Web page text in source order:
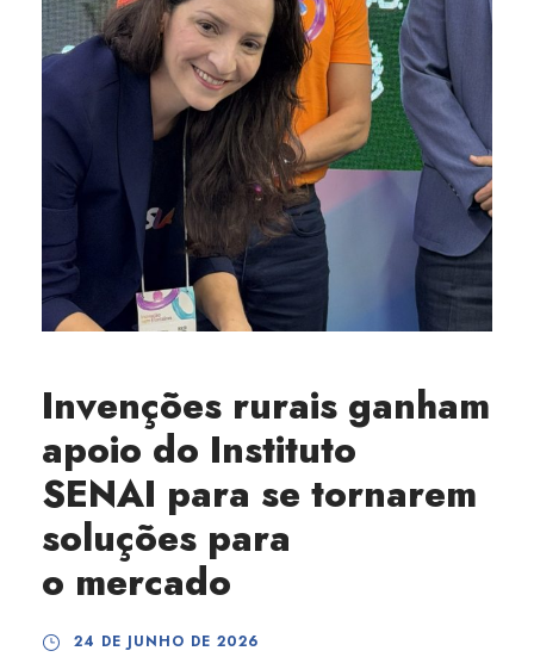
Invenções rurais ganham
apoio do Instituto
SENAI para se tornarem
soluções para
o mercado
24 DE JUNHO DE 2026